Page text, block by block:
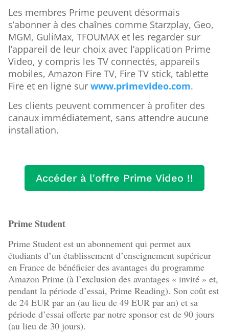
Les membres Prime peuvent désormais
s’abonner à des chaînes comme Starzplay, Geo,
MGM, GuliMax, TFOUMAX et les regarder sur
l’appareil de leur choix avec l’application Prime
Video, y compris les TV connectés, appareils
mobiles, Amazon Fire TV, Fire TV stick, tablette
Fire et en ligne surwww.primevideo.com.
Les clients peuvent commencer à profiter des
canaux immédiatement, sans attendre aucune
installation.
Accéder à l'offre Prime Video !!
Prime Student
Prime Student est un abonnement qui permet aux
étudiants d’un établissement d’enseignement supérieur
en France de bénéficier des avantages du programme
Amazon Prime (à l’exclusion des avantages « invité » et,
pendant la période d’essai, Prime Reading). Son coût est
de 24 EUR par an (au lieu de 49 EUR par an) et sa
période d’essai offerte par notre sponsor est de 90 jours
(au lieu de 30 jours).